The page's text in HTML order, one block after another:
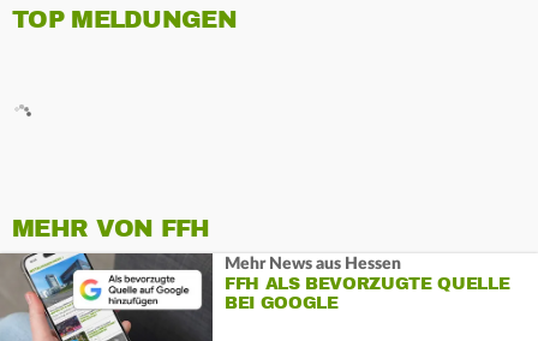
TOP MELDUNGEN
MEHR VON FFH
Mehr News aus Hessen
FFH ALS BEVORZUGTE QUELLE
BEI GOOGLE